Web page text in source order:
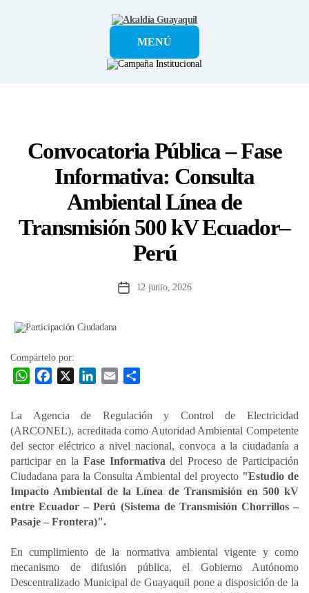
Alcaldía
GuayaquilMENÚ
Convocatoria Pública – Fase
Informativa: Consulta
Ambiental Línea de
Transmisión 500 kV Ecuador–
Perú
Fecha12 junio, 2026
Compártelo por:
W
t
s
A
p
p
e
b
o
o
k
k
e
d
I
n
i
l
m
a
r
t
i
r
La Agencia de Regulación y Control de Electricidad
(ARCONEL), acreditada como Autoridad Ambiental Competente
del sector eléctrico a nivel nacional, convoca a la ciudadanía a
participar en la Fase Informativa del Proceso de Participación
Ciudadana para la Consulta Ambiental del proyecto "Estudio de
Impacto Ambiental de la Línea de Transmisión en 500 kV
entre Ecuador – Perú (Sistema de Transmisión Chorrillos –
Pasaje – Frontera)".
En cumplimiento de la normativa ambiental vigente y como
mecanismo de difusión pública, el Gobierno Autónomo
Descentralizado Municipal de Guayaquil pone a disposición de la